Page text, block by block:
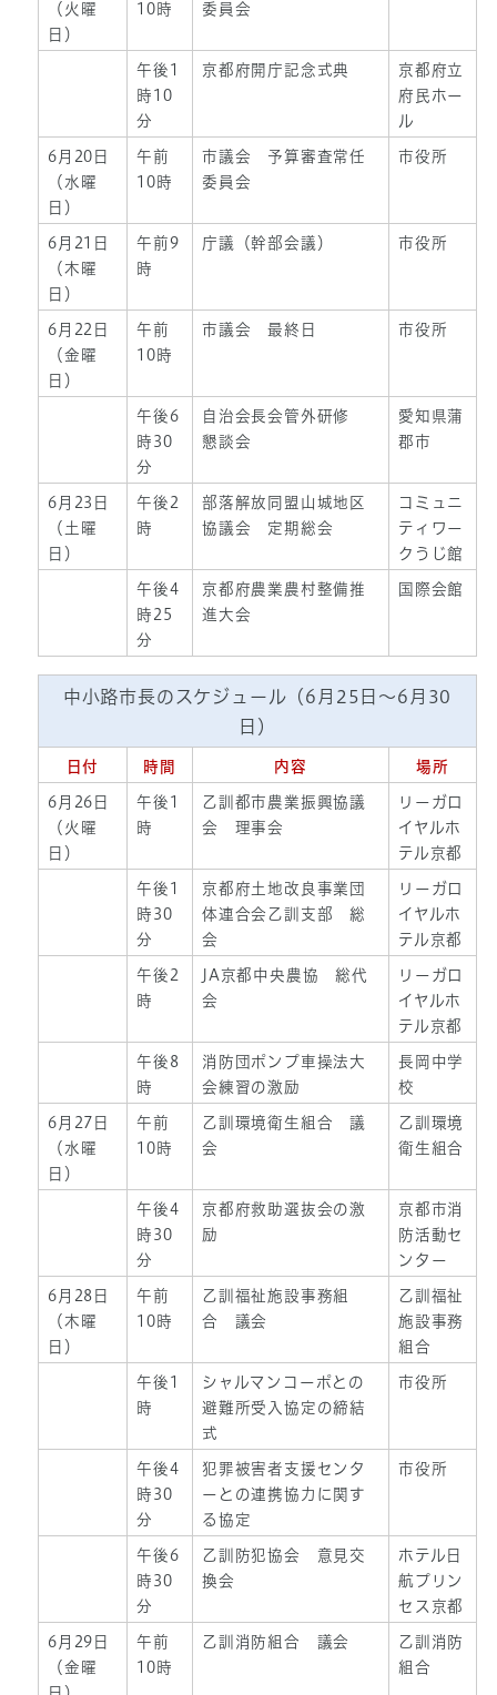
（火曜
日）
10時
委員会
午後1
時10
分
京都府開庁記念式典
京都府立
府民ホー
ル
6月20日
（水曜
日）
午前
10時
市議会 予算審査常任
委員会
市役所
6月21日
（木曜
日）
午前9
時
庁議（幹部会議） 市役所
6月22日
（金曜
日）
午前
10時
市議会 最終日 市役所
午後6
時30
分
自治会長会管外研修
懇談会
愛知県蒲
郡市
6月23日
（土曜
日）
午後2
時
部落解放同盟山城地区
協議会 定期総会
コミュニ
ティワー
クうじ館
午後4
時25
分
京都府農業農村整備推
進大会
国際会館
中小路市長のスケジュール（6月25日～6月30
日）
日付 時間 内容 場所
6月26日
（火曜
日）
午後1
時
乙訓都市農業振興協議
会 理事会
リーガロ
イヤルホ
テル京都
午後1
時30
分
京都府土地改良事業団
体連合会乙訓支部 総
会
リーガロ
イヤルホ
テル京都
午後2
時
JA京都中央農協 総代
会
リーガロ
イヤルホ
テル京都
午後8
時
消防団ポンプ車操法大
会練習の激励
長岡中学
校
6月27日
（水曜
日）
午前
10時
乙訓環境衛生組合 議
会
乙訓環境
衛生組合
午後4
時30
分
京都府救助選抜会の激
励
京都市消
防活動セ
ンター
6月28日
（木曜
日）
午前
10時
乙訓福祉施設事務組
合 議会
乙訓福祉
施設事務
組合
午後1
時
シャルマンコーポとの
避難所受入協定の締結
式
市役所
午後4
時30
分
犯罪被害者支援センタ
ーとの連携協力に関す
る協定
市役所
午後6
時30
分
乙訓防犯協会 意見交
換会
ホテル日
航プリン
セス京都
6月29日
（金曜
午前
10時
乙訓消防組合 議会
乙訓消防
組合